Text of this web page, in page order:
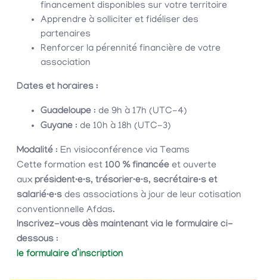
financement disponibles sur votre territoire
Apprendre à solliciter et fidéliser des
partenaires
Renforcer la pérennité financière de votre
association
Dates et horaires :
Guadeloupe : de 9h à 17h (UTC-4)
Guyane : de 10h à 18h (UTC-3)
Modalité : En visioconférence via Teams
Cette formation est 100 % financée et ouverte
aux président·e·s, trésorier·e·s, secrétaire·s et
salarié·e·s des associations à jour de leur cotisation
conventionnelle Afdas.
Inscrivez-vous dès maintenant via le formulaire ci-
dessous :
le formulaire d’inscription